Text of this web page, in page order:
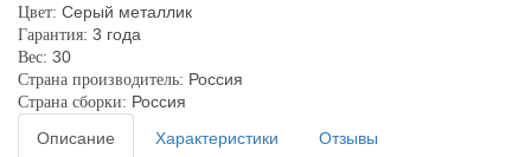
Цвет: Серый металлик
Гарантия: 3 года
Вес: 30
Страна производитель: Россия
Страна сборки: Россия
Описание
Характеристики Отзывы